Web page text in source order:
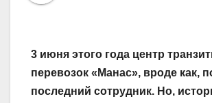
3 июня этого года центр
перевозок «Манас», вроде как,
последний сотрудник. Но,